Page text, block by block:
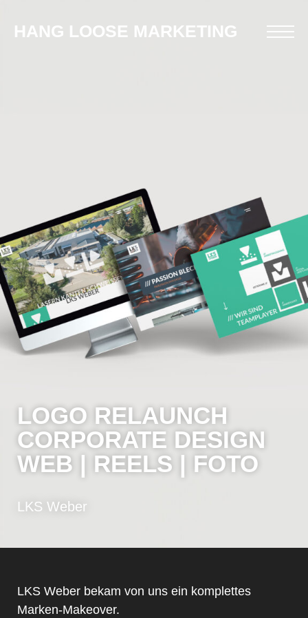
HANG LOOSE MARKETING
LOGO RELAUNCH
CORPORATE DESIGN
WEB | REELS | FOTO
LKS Weber
LKS Weber bekam von uns ein komplettes
Marken-Makeover.